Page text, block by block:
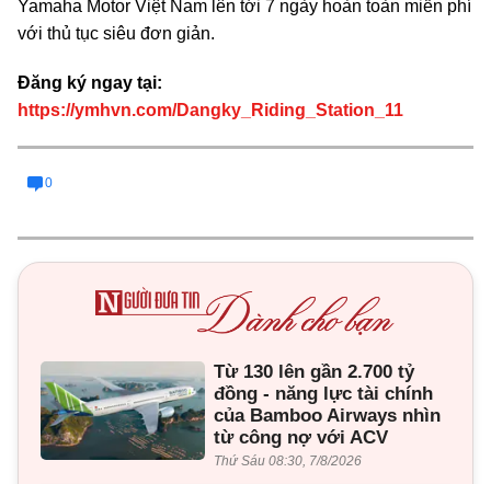
Yamaha Motor Việt Nam lên tới 7 ngày hoàn toàn miễn phí
với thủ tục siêu đơn giản.
Đăng ký ngay tại:
https://ymhvn.com/Dangky_Riding_Station_11
0
Từ 130 lên gần 2.700 tỷ
đồng - năng lực tài chính
của Bamboo Airways nhìn
từ công nợ với ACV
Thứ Sáu 08:30, 7/8/2026